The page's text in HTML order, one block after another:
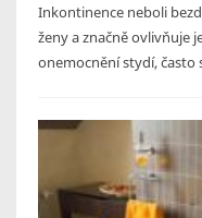
Inkontinence neboli
ženy a značně ovlivňuje
onemocnění stydí, často